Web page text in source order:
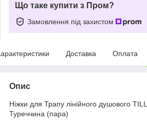
Що таке купити з Пром?
Замовлення під захистом
Доставка Оплата
Опис
Ніжки для Трапу лінійного душового
Туреччина (пара)